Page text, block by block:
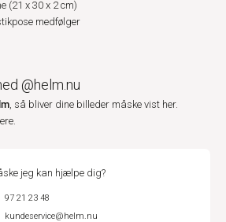
(21 x 30 x 2 cm)
medfølger
@helm.nu
, så bliver dine billeder måske vist her.
jeg kan hjælpe dig?
97 21 23 48
kundeservice@helm.nu